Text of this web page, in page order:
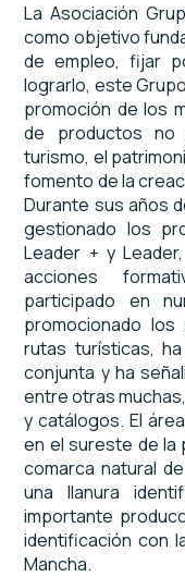
La Asociación
como objetivo
de empleo, fijar
lograrlo, este
promoción de los
de productos no
turismo, el
fomento de la
Durante sus años
gestionado los
Leader + y
acciones
participado en
promocionado
rutas turísticas,
conjunta y ha
entre otras
y catálogos. El
en el sureste de la
comarca natural
una llanura
importante
identificación con
Mancha.